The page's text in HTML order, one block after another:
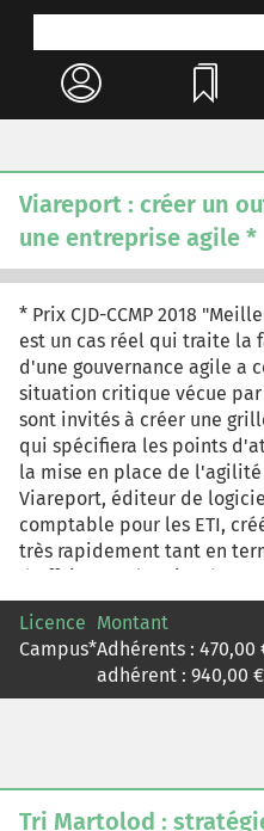
Viareport : créer un
une entreprise agile *
* Prix CJD-CCMP 2018
est un cas réel qui traite la
d'une gouvernance agile a
situation critique vécue
sont invités à créer une
qui spécifiera les points
la mise en place de
Viareport, éditeur de
comptable pour les ETI,
très rapidement tant en
d'affaires. Or la crise de
niveau de ses ventes et,
situation avec les banques
stratégiques et
Viareport : réaliser des
Licence
Campus*
Montant
Adhérents : 470,00
adhérent : 940,00
Tri Martolod :